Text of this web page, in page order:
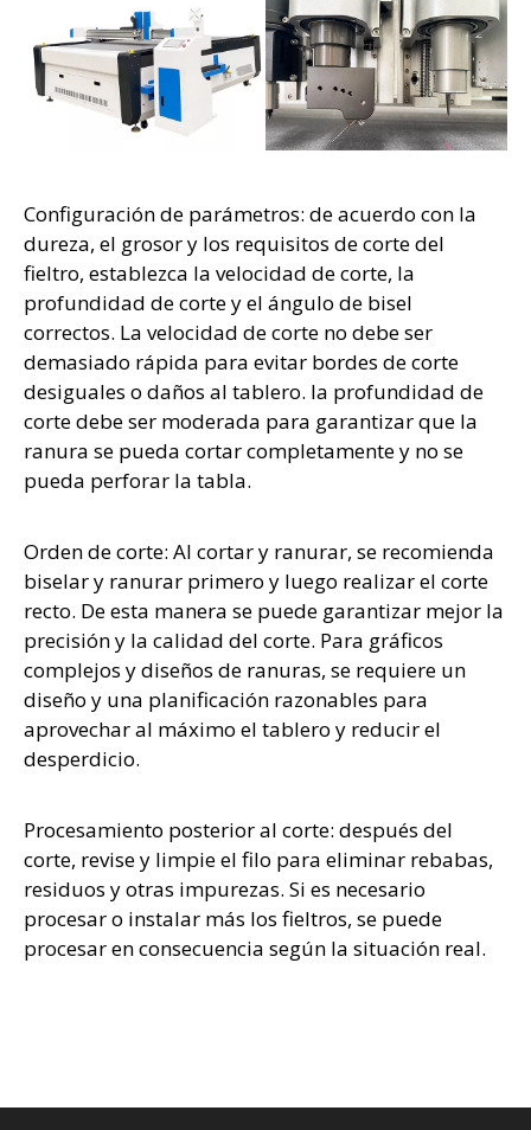
Configuración de parámetros: de acuerdo con la
dureza, el grosor y los requisitos de corte del
fieltro, establezca la velocidad de corte, la
profundidad de corte y el ángulo de bisel
correctos. La velocidad de corte no debe ser
demasiado rápida para evitar bordes de corte
desiguales o daños al tablero. la profundidad de
corte debe ser moderada para garantizar que la
ranura se pueda cortar completamente y no se
pueda perforar la tabla.
Orden de corte: Al cortar y ranurar, se recomienda
biselar y ranurar primero y luego realizar el corte
recto. De esta manera se puede garantizar mejor la
precisión y la calidad del corte. Para gráficos
complejos y diseños de ranuras, se requiere un
diseño y una planificación razonables para
aprovechar al máximo el tablero y reducir el
desperdicio.
Procesamiento posterior al corte: después del
corte, revise y limpie el filo para eliminar rebabas,
residuos y otras impurezas. Si es necesario
procesar o instalar más los fieltros, se puede
procesar en consecuencia según la situación real.